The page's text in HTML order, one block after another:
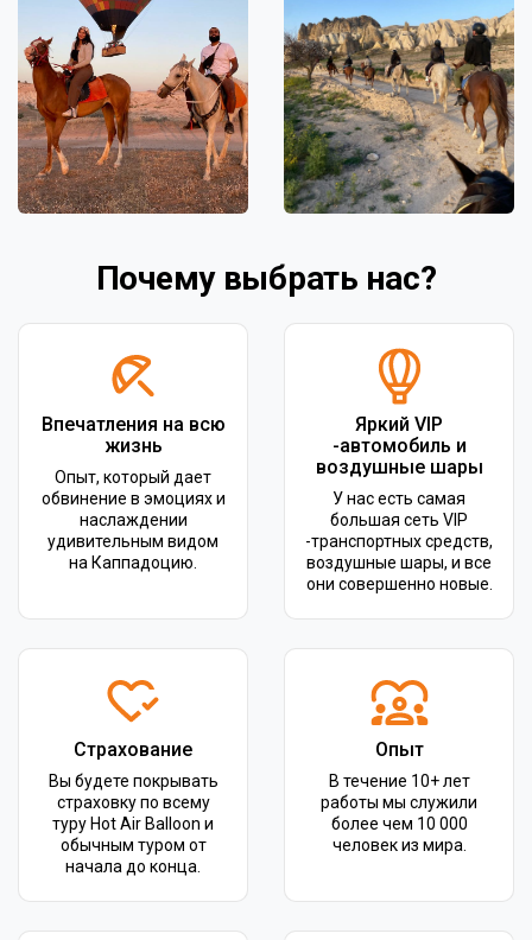
Почему выбрать нас?
Впечатления на всю
жизнь
Опыт, который дает
обвинение в эмоциях и
наслаждении
удивительным видом
на Каппадоцию.
Яркий VIP
-автомобиль и
воздушные шары
У нас есть самая
большая сеть VIP
-транспортных средств,
воздушные шары, и все
они совершенно новые.
Страхование
Вы будете покрывать
страховку по всему
туру Hot Air Balloon и
обычным туром от
начала до конца.
Опыт
В течение 10+ лет
работы мы служили
более чем 10 000
человек из мира.